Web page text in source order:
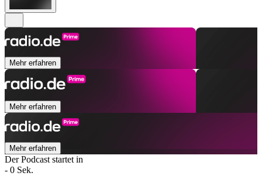
Mehr erfahren
Mehr erfahren
Mehr erfahren
Der Podcast startet in
- 0 Sek.